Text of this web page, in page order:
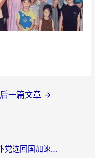
后一篇文章 →
斧牛和ToCN哪个好？海外党选回国加速器的避坑指南（附免费工具推荐）